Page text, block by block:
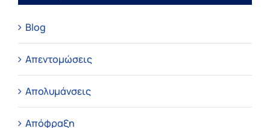
Blog
Απεντομώσεις
Απολυμάνσεις
Απόφραξη